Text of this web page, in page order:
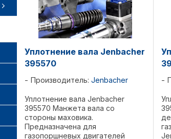
Уплотнение вала Jenbacher
395570
Производитель: Jenbacher
Уплотнение вала Jenbacher
395570 Манжета вала со
стороны маховика.
Предназначена для
газопоршневых двигателей